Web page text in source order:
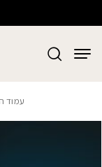
עמוד